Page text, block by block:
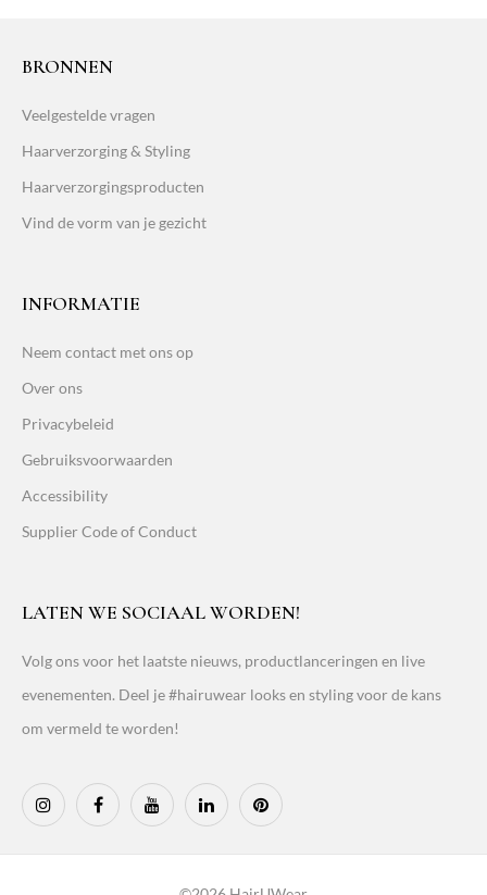
BRONNEN
Veelgestelde vragen
Haarverzorging & Styling
Haarverzorgingsproducten
Vind de vorm van je gezicht
INFORMATIE
Neem contact met ons op
Over ons
Privacybeleid
Gebruiksvoorwaarden
Accessibility
Supplier Code of Conduct
LATEN WE SOCIAAL WORDEN!
Volg ons voor het laatste nieuws, productlanceringen en live
evenementen. Deel je #hairuwear looks en styling voor de kans
om vermeld te worden!